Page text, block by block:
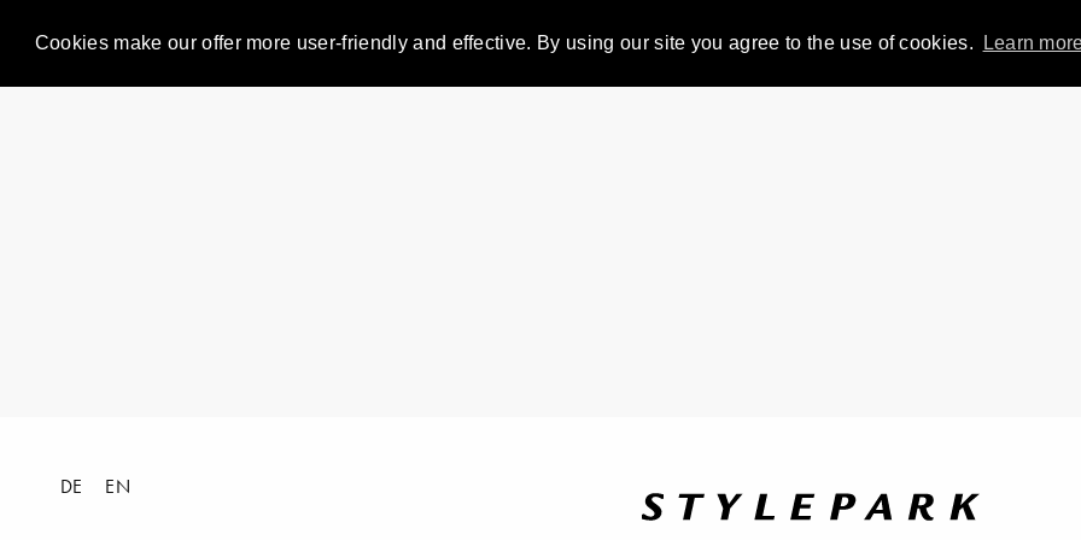
Cookies make our offer more user-friendly and effective. By using our site you agree to the use of cookies. Learn
DE EN